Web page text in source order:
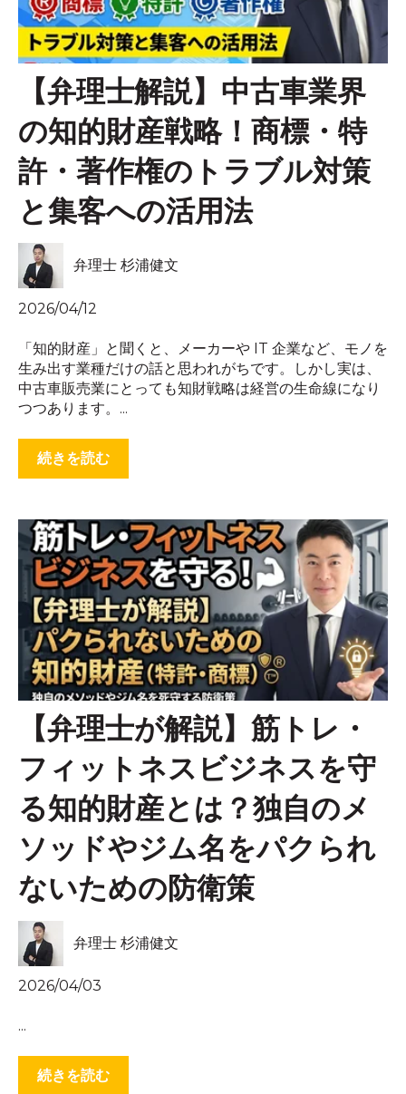
【弁理士解説】中古車業界
の知的財産戦略！商標・特
許・著作権のトラブル対策
と集客への活用法
弁理士 杉浦健文
2026/04/12
「知的財産」と聞くと、メーカーや IT 企業など、モノを
生み出す業種だけの話と思われがちです。しかし実は、
中古車販売業にとっても知財戦略は経営の生命線になり
つつあります。...
続きを読む
【弁理士が解説】筋トレ・
フィットネスビジネスを守
る知的財産とは？独自のメ
ソッドやジム名をパクられ
ないための防衛策
弁理士 杉浦健文
2026/04/03
...
続きを読む